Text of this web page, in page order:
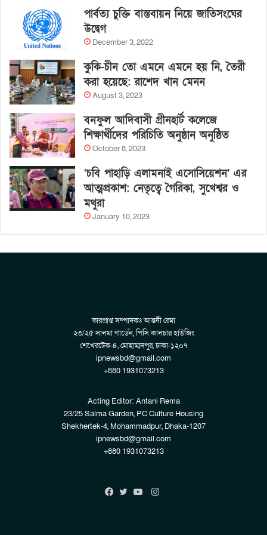
পার্বত্য চুক্তি বাস্তবায়ন নিয়ে জাতিসংঘের
উদ্বেগ
December 3, 2022
কুকি-চীন তো এমনে এমনে হয় নি, তৈরী
করা হয়েছে: রাশেদ খান মেনন
August 3, 2023
বনফুল আদিবাসী গ্রীনহার্ট কলেজে
শিক্ষার্থীদের পরিচিতি অনুষ্ঠান অনুষ্ঠিত
October 8, 2023
‘চবি পাহাড়ি এলামনাই এসোসিয়েশন’ এর
আত্মপ্রকাশ: নেতৃত্বে গৈরিকা, সুখেশ্বর ও
মথুরা
January 10, 2023
ভারপ্রাপ্ত সম্পাদকঃ আন্তনী রেমা
২৩/২৫ সালমা গার্ডেন, পিসি কালচার হাউজিং
শেখেরটেক-৪, মোহাম্মদপুর, ঢাকা-১২০৭
ipnewsbd@gmail.com
+880 1931073213
Acting Editor: Antani Rema
23/25 Salma Garden, PC Culture Housing
Shekhertek-4, Mohammadpur, Dhaka-1207
ipnewsbd@gmail.com
+880 1931073213
Instagram